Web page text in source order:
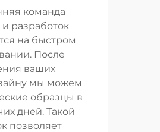
команда
разработок
на быстром
После
ваших
мы можем
образцы в
дней. Такой
позволяет